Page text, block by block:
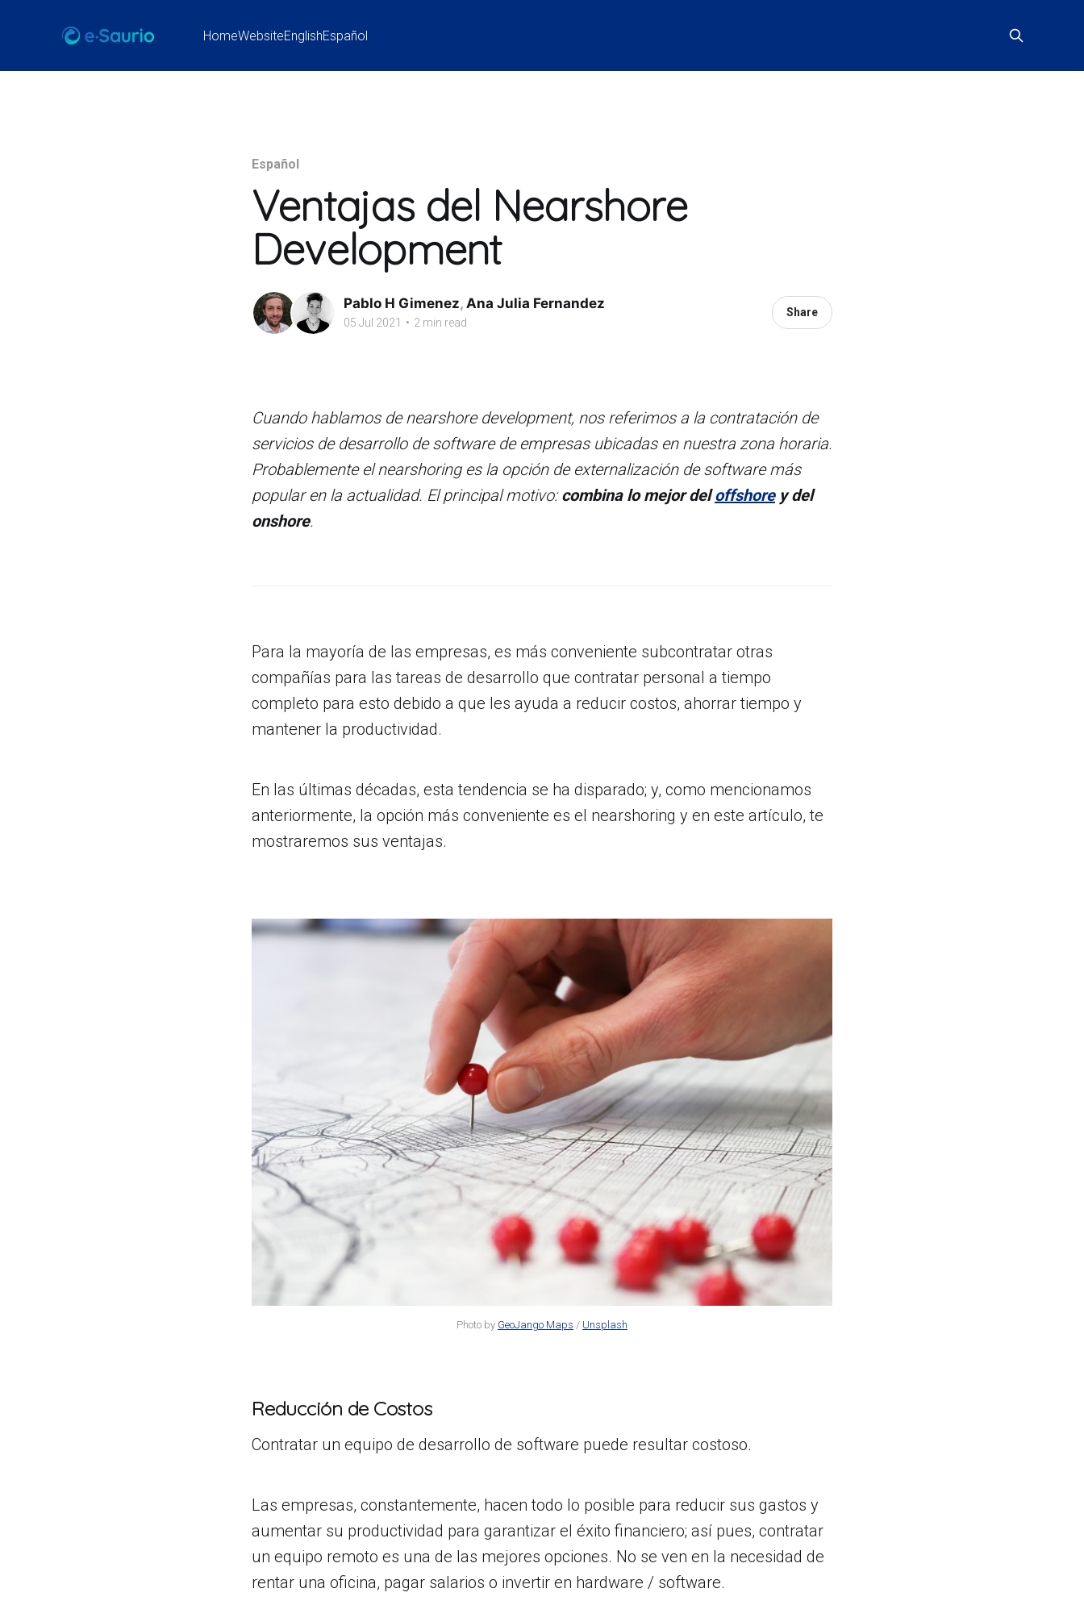
HomeWebsiteEnglishEspañol
Español
Ventajas del Nearshore
Development
Pablo H Gimenez, Ana Julia Fernandez
05 Jul 2021 • 2 min read
Share
Cuando hablamos de nearshore development, nos referimos a la contratación de
servicios de desarrollo de software de empresas ubicadas en nuestra zona horaria.
Probablemente el nearshoring es la opción de externalización de software más
popular en la actualidad. El principal motivo:combina lo mejor deloffshorey del
onshore.
Para la mayoría de las empresas, es más conveniente subcontratar otras
compañías para las tareas de desarrollo que contratar personal a tiempo
completo para esto debido a que les ayuda a reducir costos, ahorrar tiempo y
mantener la productividad.
En las últimas décadas, esta tendencia se ha disparado; y, como mencionamos
anteriormente, la opción más conveniente es el nearshoring y en este artículo, te
mostraremos sus ventajas.
Photo by GeoJango Maps / Unsplash
Reducción de Costos
Contratar un equipo de desarrollo de software puede resultar costoso.
Las empresas, constantemente, hacen todo lo posible para reducir sus gastos y
aumentar su productividad para garantizar el éxito financiero; así pues, contratar
un equipo remoto es una de las mejores opciones. No se ven en la necesidad de
rentar una oficina, pagar salarios o invertir en hardware / software.